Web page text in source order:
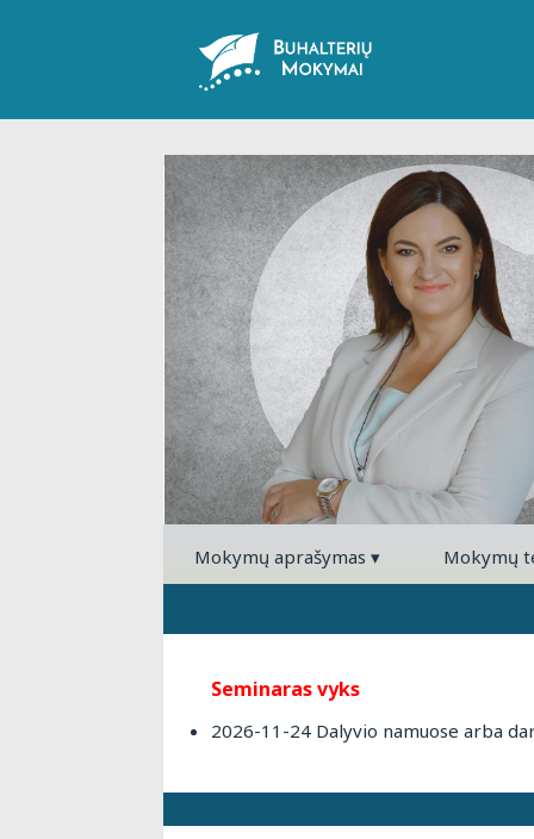
Mokymų aprašymas▾ Mokymų
Seminaras vyks
2026-11-24 Dalyvio namuose arba